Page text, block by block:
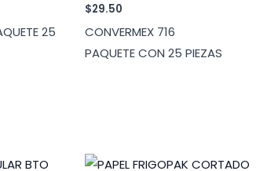
25
$29.50
CONVERMEX 716
PAQUETE CON 25 PIEZAS